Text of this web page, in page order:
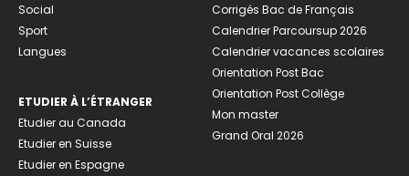
Social
Sport
Langues
ETUDIER À L’ÉTRANGER
Etudier au Canada
Etudier en Suisse
Etudier en Espagne
Corrigés Bac de Français
Calendrier Parcoursup 2026
Calendrier vacances scolaires
Orientation Post Bac
Orientation Post Collège
Mon master
Grand Oral 2026